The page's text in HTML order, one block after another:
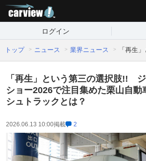
ログイン
トップ ニュース 業界ニュース 「再生
「再生」という第三の選択肢!!
ショー2026で注目集めた栗山自動
シュトラックとは？
2026.06.13 10:00掲載 2